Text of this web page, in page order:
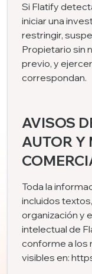
Si Flatify
iniciar una
restringir,
Propietario sin
previo, y
correspondan.
AVISOS
AUTOR Y
Toda la
incluidos
organización y
intelectual de
conforme a los
visibles en: